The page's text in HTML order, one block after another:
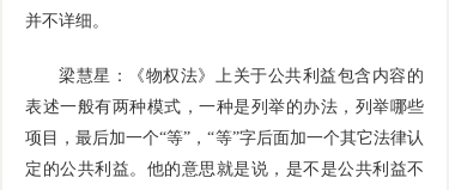
并不详细。
梁慧星：《物权法》上关于公共利益包含内容的
表述一般有两种模式，一种是列举的办法，列举哪些
项目，最后加一个“等”，“等”字后面加一个其它法律认
定的公共利益。他的意思就是说，是不是公共利益不